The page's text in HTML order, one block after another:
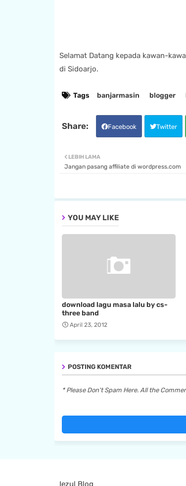
Selamat Datang kepada kawan-
di Sidoarjo.
Tags banjarmasin blogger
Facebook Twitter
LEBIH LAMA
Jangan pasang affiliate di wordpress.com
YOU MAY LIKE
download lagu masa lalu by cs-
three band
April 23, 2012
POSTING KOMENTAR
* Please Don't Spam Here. All the
Iezul Blog